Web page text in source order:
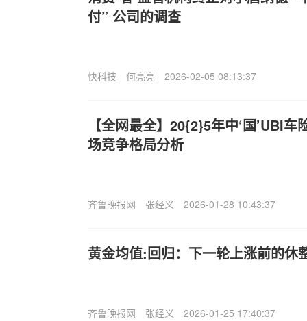
付” 公司的调查
快科技 何亮亮 2026-02-05 08:13:37
【全网最全】20{2}5年中‘国’UBI
场竞争格局分析
齐鲁晚报网 张经义 2026-01-28 10:43:37
黄金均值:回归：下一轮上涨前的休
齐鲁晚报网 张经义 2026-01-25 17:40:37